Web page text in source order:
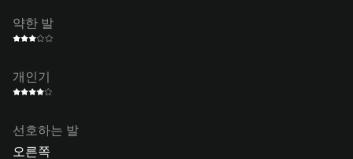
약한 발
개인기
선호하는 발
오른쪽